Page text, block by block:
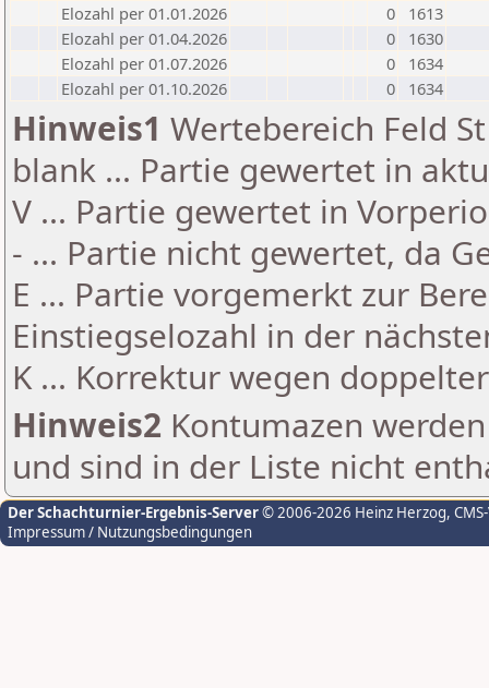
Elozahl per 01.01.2026
0
1613
Elozahl per 01.04.2026
0
1630
Elozahl per 01.07.2026
0
1634
Elozahl per 01.10.2026
0 1634
Hinweis1 Wertebereich Feld
blank ... Partie gewertet in
V ... Partie gewertet in
- ... Partie nicht gewertet, da
E ... Partie vorgemerkt zur
Einstiegselozahl in der
K ... Korrektur wegen
Hinweis2 Kontumazen
und sind in der Liste nicht
Der Schachturnier-Ergebnis-Server© 2006-2026 Heinz Herzog,
Impressum / Nutzungsbedingungen